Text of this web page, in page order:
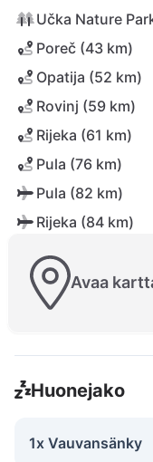
Učka Nature
Poreč (43 km)
Opatija (52 km)
Rovinj (59 km)
Rijeka (61 km)
Pula (76 km)
Pula (82 km)
Rijeka (84 km)
Avaa
Huonejako
1x Vauvansänky